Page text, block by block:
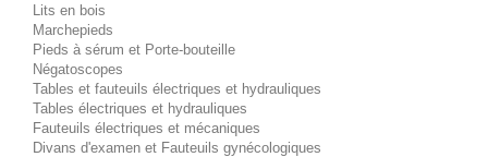
Lits en bois
Marchepieds
Pieds à sérum et Porte-bouteille
Négatoscopes
Tables et fauteuils électriques et hydrauliques
Tables électriques et hydrauliques
Fauteuils électriques et mécaniques
Divans d'examen et Fauteuils gynécologiques